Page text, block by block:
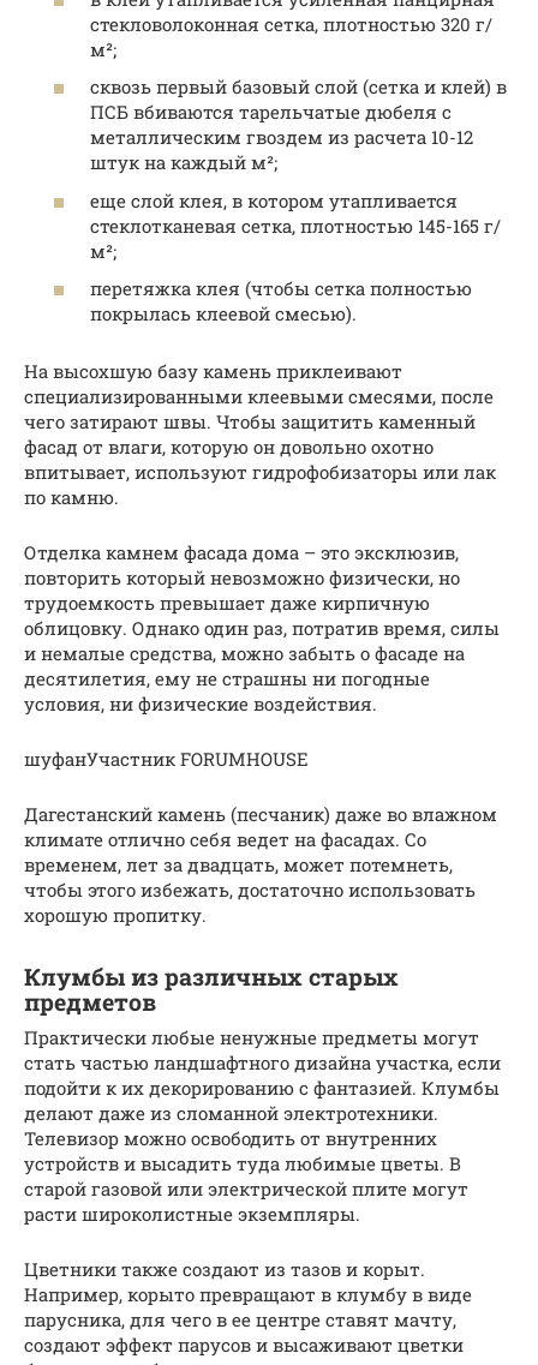
стекловолоконная сетка, плотностью 320 г/
м²;
сквозь первый базовый слой (сетка и клей) в
ПСБ вбиваются тарельчатые дюбеля с
металлическим гвоздем из расчета 10-12
штук на каждый м²;
еще слой клея, в котором утапливается
стеклотканевая сетка, плотностью 145-165 г/
м²;
перетяжка клея (чтобы сетка полностью
покрылась клеевой смесью).
На высохшую базу камень приклеивают
специализированными клеевыми смесями, после
чего затирают швы. Чтобы защитить каменный
фасад от влаги, которую он довольно охотно
впитывает, используют гидрофобизаторы или лак
по камню.
Отделка камнем фасада дома – это эксклюзив,
повторить который невозможно физически, но
трудоемкость превышает даже кирпичную
облицовку. Однако один раз, потратив время, силы
и немалые средства, можно забыть о фасаде на
десятилетия, ему не страшны ни погодные
условия, ни физические воздействия.
шуфанУчастник FORUMHOUSE
Дагестанский камень (песчаник) даже во влажном
климате отлично себя ведет на фасадах. Со
временем, лет за двадцать, может потемнеть,
чтобы этого избежать, достаточно использовать
хорошую пропитку.
Клумбы из различных старых
предметов
Практически любые ненужные предметы могут
стать частью ландшафтного дизайна участка, если
подойти к их декорированию с фантазией. Клумбы
делают даже из сломанной электротехники.
Телевизор можно освободить от внутренних
устройств и высадить туда любимые цветы. В
старой газовой или электрической плите могут
расти широколистные экземпляры.
Цветники также создают из тазов и корыт.
Например, корыто превращают в клумбу в виде
парусника, для чего в ее центре ставят мачту,
создают эффект парусов и высаживают цветки